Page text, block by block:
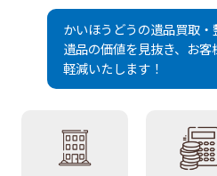
かいほうどうの遺品買取
遺品の価値を見抜き、お客
軽減いたします！